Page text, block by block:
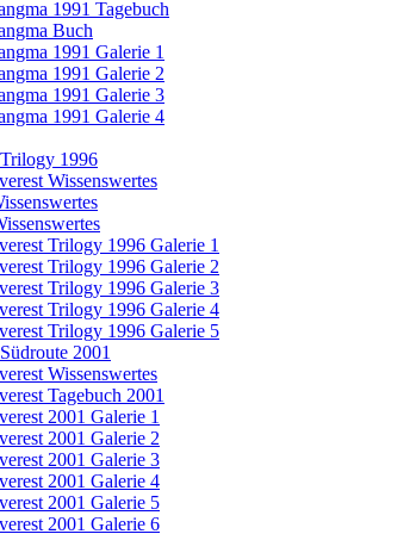
1991 Tagebuch
Buch
1991 Galerie 1
1991 Galerie 2
1991 Galerie 3
1991 Galerie 4
1996
Wissenswertes
Trilogy 1996 Galerie 1
Trilogy 1996 Galerie 2
Trilogy 1996 Galerie 3
Trilogy 1996 Galerie 4
Trilogy 1996 Galerie 5
2001
Wissenswertes
Tagebuch 2001
2001 Galerie 1
2001 Galerie 2
2001 Galerie 3
2001 Galerie 4
2001 Galerie 5
2001 Galerie 6